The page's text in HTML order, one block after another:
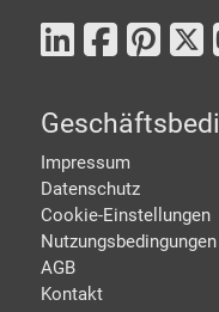
Impressum
Datenschutz
Cookie-Einstellungen
Nutzungsbedingungen
AGB
Kontakt